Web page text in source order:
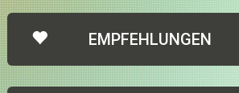
EMPFEHLUNGEN